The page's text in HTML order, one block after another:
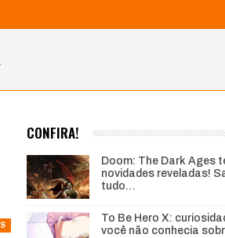
CONFIRA!
Doom: The Dark Ages
novidades reveladas!
tudo…
To Be Hero X:
você não conhecia